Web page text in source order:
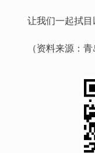
让我们一起拭目
（资料来源：